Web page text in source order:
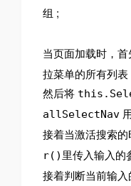
组 ;
当页面加载时，首
拉菜单的所有列表
然后将
allSelectNav
接着当激活搜索
r() 里传入输入的
接着判断当前输